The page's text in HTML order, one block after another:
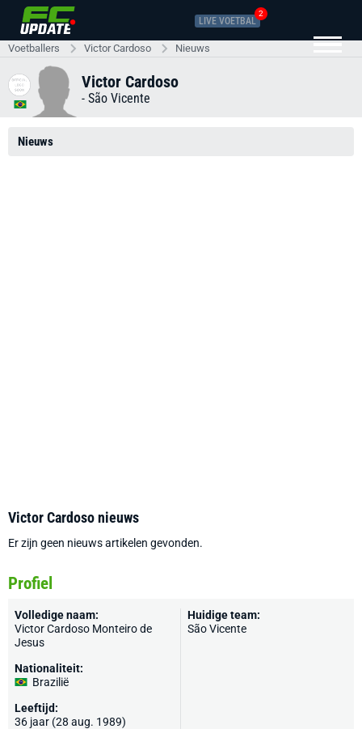
LIVE VOETBAL
2
Voetballers Victor Cardoso Nieuws
Victor Cardoso
- São Vicente
Nieuws
Victor Cardoso nieuws
Er zijn geen nieuws artikelen gevonden.
Profiel
Volledige naam:
Victor Cardoso Monteiro de
Jesus
Nationaliteit:
Brazilië
Leeftijd:
36 jaar (28 aug. 1989)
Huidige team:
São Vicente